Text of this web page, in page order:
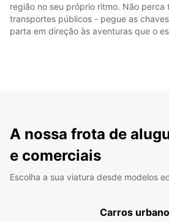
região no seu próprio ritmo. Não
transportes públicos - pegue as
parta em direção às aventuras que o
A nossa frota de
e comerciais
Escolha a sua viatura desde modelos
Carros